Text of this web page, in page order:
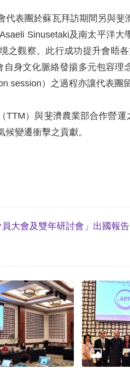
表團於蘇瓦拜訪期間另與斐
Sinusetaki及南太平洋
之觀察。此行成功提升會晤
身文化脈絡發揚多元包容
session）之過程亦讓代表團
TTM）與斐濟農業部合作營
變遷衝擊之貢獻。
大會及雙年研討會」出國報告